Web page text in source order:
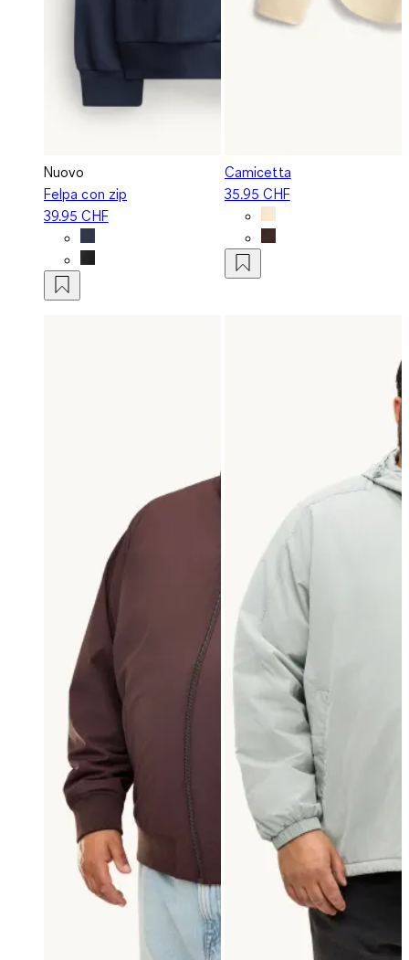
Nuovo
Felpa con zip
39.95 CHF
Camicetta
35.95 CHF